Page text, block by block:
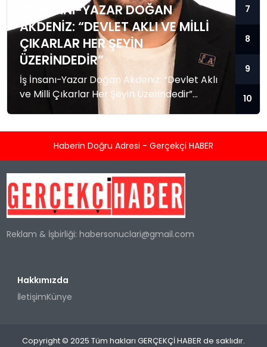
İŞ İNSANI-YAZAR DOĞAN
AKDENIZ: “DEVLET AKLI VE MILLI
ÇIKARLAR HER ŞEYIN
ÜZERINDEDIR”
İş İnsanı-Yazar Doğan Akdeniz: “Devlet Aklı
ve Milli Çıkarlar Her Şeyin Üzerindedir”
Küresel güç dengelerinin hızla değiştiği,
İnsanı ve Yazar Doğan Akdeniz’den kritik
stratejileri ve Mavi Vatan konularındaki
derinlemesine analizleriyle tanınan Akdeniz,
Türkiye’nin geleceğine dair yaptığı
7
8
9
10
Haberin Doğru Adresi - Gerçekçi HABER
Reklam & İşbirliği:habersonuclari@gmail.com
Hakkımızda
İletişimKünye
Copyright © 2025 Tüm hakları GERÇEKÇİ HABER de saklıdır.